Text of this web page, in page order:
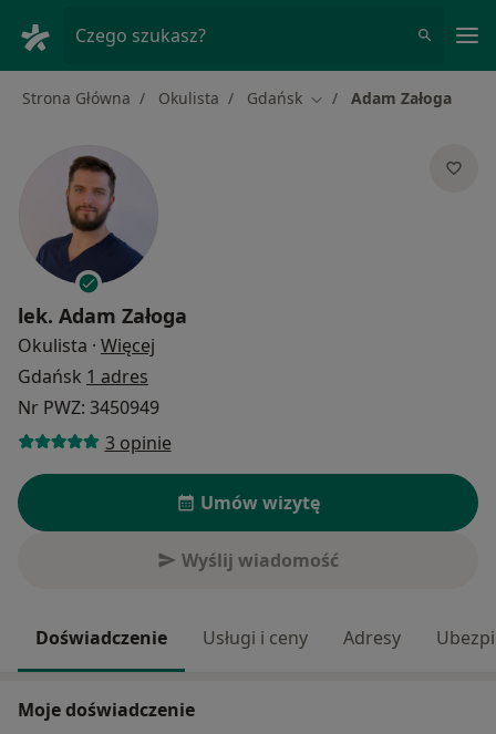
Czego szukasz?
Strona Główna Okulista Gdańsk Zmień miasto
Adam Załoga
lek. Adam Załoga
Okulista · Więcej
Gdańsk 1 adres
Nr PWZ: 3450949
3 opinie
Umów wizytę
Wyślij wiadomość
Doświadczenie Usługi i ceny Adresy
Moje doświadczenie